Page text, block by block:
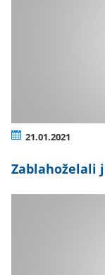
21.01.2021
Zablahoželali